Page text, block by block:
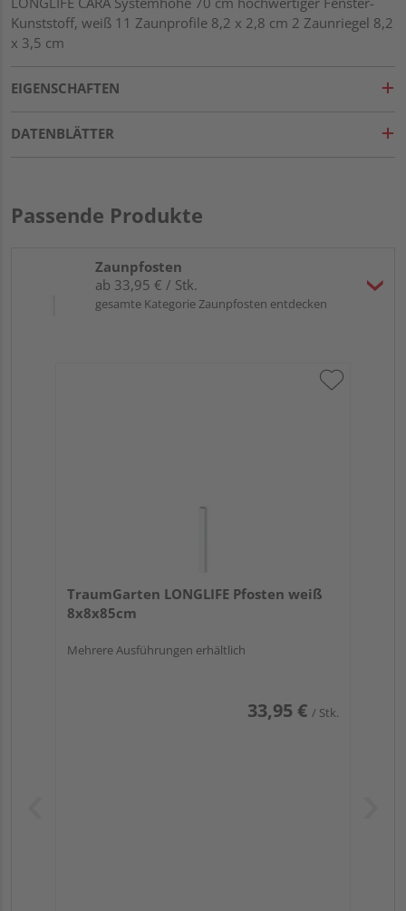
Kunststoff, weiß 11 Zaunprofile 8,2 x 2,8 cm 2 Zaunriegel 8,2
x 3,5 cm
EIGENSCHAFTEN
DATENBLÄTTER
Passende Produkte
Zaunpfosten
ab 33,95 € / Stk.
gesamte Kategorie Zaunpfosten entdecken
TraumGarten LONGLIFE Pfosten weiß
8x8x85cm
Mehrere Ausführungen erhältlich
33,95 € / Stk.